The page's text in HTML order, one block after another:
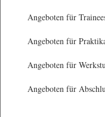
Angeboten für
Angeboten für
Angeboten für
Angeboten für